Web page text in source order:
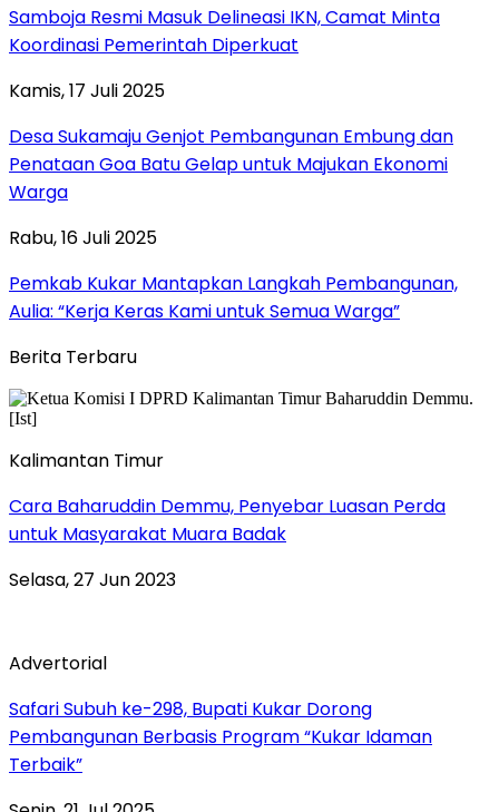
Samboja Resmi Masuk Delineasi IKN, Camat Minta
Koordinasi Pemerintah Diperkuat
Kamis, 17 Juli 2025
Desa Sukamaju Genjot Pembangunan Embung dan
Penataan Goa Batu Gelap untuk Majukan Ekonomi
Warga
Rabu, 16 Juli 2025
Pemkab Kukar Mantapkan Langkah Pembangunan,
Aulia: “Kerja Keras Kami untuk Semua Warga”
Berita Terbaru
Kalimantan Timur
Cara Baharuddin Demmu, Penyebar Luasan Perda
untuk Masyarakat Muara Badak
Selasa, 27 Jun 2023
Advertorial
Safari Subuh ke-298, Bupati Kukar Dorong
Pembangunan Berbasis Program “Kukar Idaman
Terbaik”